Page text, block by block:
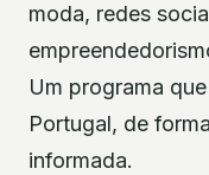
moda, redes
Um programa
Portugal, de
informada.